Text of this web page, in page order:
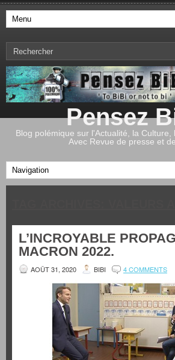
Pensez
Blog polémique sur l'Actualité, la Culture,
Avec Revue de presse et
L’INCROYABLE
MACRON 2022.
AOÛT 31, 2020 BIBI 4 COMMENTS